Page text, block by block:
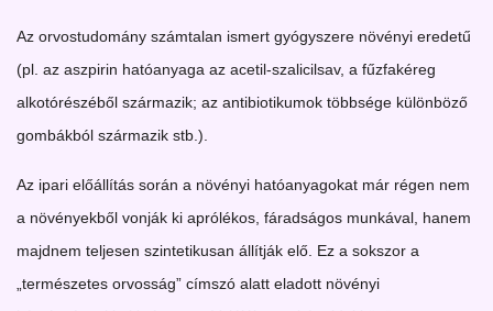
Az orvostudomány számtalan ismert gyógyszere növényi eredetű
(pl. az aszpirin hatóanyaga az acetil-szalicilsav, a fűzfakéreg
alkotórészéből származik; az antibiotikumok többsége különböző
gombákból származik stb.).
Az ipari előállítás során a növényi hatóanyagokat már régen nem
a növényekből vonják ki aprólékos, fáradságos munkával, hanem
majdnem teljesen szintetikusan állítják elő. Ez a sokszor a
„természetes orvosság” címszó alatt eladott növényi